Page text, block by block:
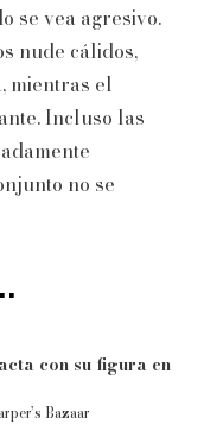
se vea agresivo.
nude cálidos,
mientras el
Incluso las
no se
con su figura en
Bazaar